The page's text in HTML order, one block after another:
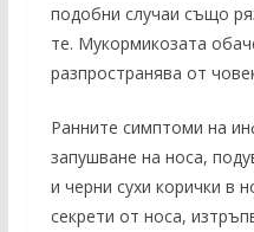
подобни случаи също
те. Мукормикозата
разпространява от
Ранните симптоми на
запушване на носа,
и черни сухи корички в
секрети от носа,